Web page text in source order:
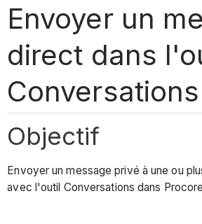
Envoyer un
direct dans
Conversations
Objectif
Envoyer un message privé à une ou
avec l'outil Conversations dans